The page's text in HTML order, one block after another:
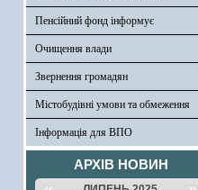
Пенсійний фонд інформує
Очищення влади
Звернення громадян
Містобудівні умови та обмеження
Інформація для ВПО
АРХІВ НОВИН